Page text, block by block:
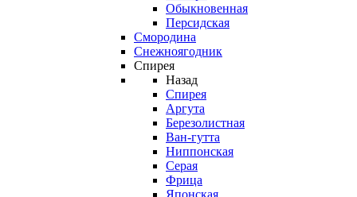
Обыкновенная
Персидская
Смородина
Снежноягодник
Спирея
Назад
Спирея
Аргута
Березолистная
Ван-гутта
Ниппонская
Серая
Фрица
Японская